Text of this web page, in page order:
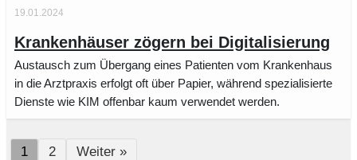
19.01.2024
Krankenhäuser zögern bei Digitalisierung
Austausch zum Übergang eines Patienten vom Krankenhaus
in die Arztpraxis erfolgt oft über Papier, während spezialisierte
Dienste wie KIM offenbar kaum verwendet werden.
1 2 Weiter »